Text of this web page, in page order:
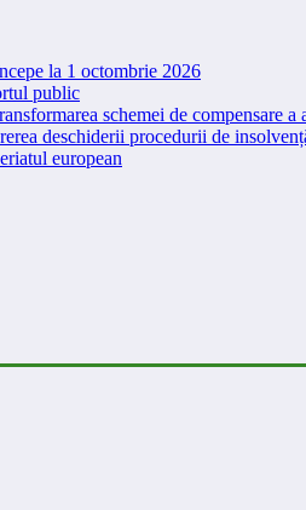
la 1 octombrie 2026
public
schemei de compensare a
deschiderii procedurii de
european